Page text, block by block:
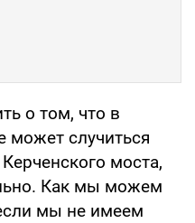
о том, что в
может случиться
моста,
Как мы можем
мы не имеем